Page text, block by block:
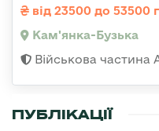
від 23500 до 53500
Кам'янка-Бузька
Військова частина
ПУБЛІКАЦІЇ